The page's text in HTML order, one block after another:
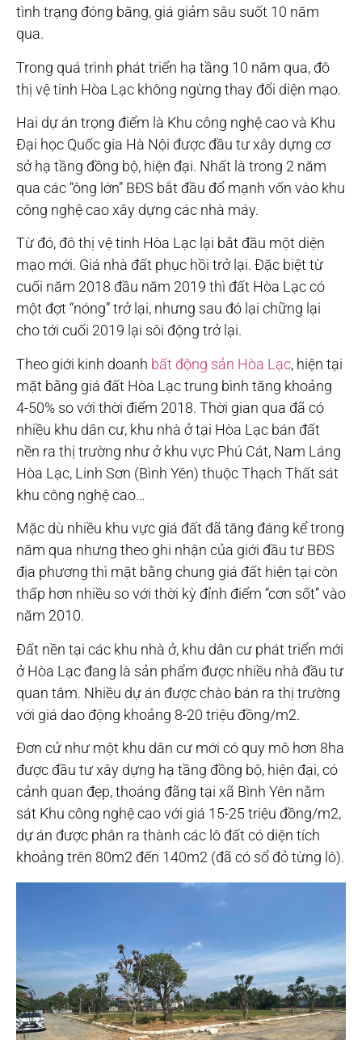
tình trạng đóng băng, giá giảm sâu suốt 10 năm
qua.
Trong quá trình phát triển hạ tầng 10 năm qua, đô
thị vệ tinh Hòa Lạc không ngừng thay đổi diện mạo.
Hai dự án trọng điểm là Khu công nghệ cao và Khu
Đại học Quốc gia Hà Nội được đầu tư xây dựng cơ
sở hạ tầng đồng bộ, hiện đại. Nhất là trong 2 năm
qua các “ông lớn” BĐS bắt đầu đổ mạnh vốn vào khu
công nghệ cao xây dựng các nhà máy.
Từ đó, đô thị vệ tinh Hòa Lạc lại bắt đầu một diện
mạo mới. Giá nhà đất phục hồi trở lại. Đặc biệt từ
cuối năm 2018 đầu năm 2019 thì đất Hòa Lạc có
một đợt “nóng” trở lại, nhưng sau đó lại chững lại
cho tới cuối 2019 lại sôi động trở lại.
Theo giới kinh doanh bất động sản Hòa Lạc, hiện tại
mặt bằng giá đất Hòa Lạc trung bình tăng khoảng
4-50% so với thời điểm 2018. Thời gian qua đã có
nhiều khu dân cư, khu nhà ở tại Hòa Lạc bán đất
nền ra thị trường như ở khu vực Phú Cát, Nam Láng
Hòa Lạc, Linh Sơn (Bình Yên) thuộc Thạch Thất sát
khu công nghệ cao…
Mặc dù nhiều khu vực giá đất đã tăng đáng kể trong
năm qua nhưng theo ghi nhận của giới đầu tư BĐS
địa phương thì mặt bằng chung giá đất hiện tại còn
thấp hơn nhiều so với thời kỳ đỉnh điểm “cơn sốt” vào
năm 2010.
Đất nền tại các khu nhà ở, khu dân cư phát triển mới
ở Hòa Lạc đang là sản phẩm được nhiều nhà đầu tư
quan tâm. Nhiều dự án được chào bán ra thị trường
với giá dao động khoảng 8-20 triệu đồng/m2.
Đơn cử như một khu dân cư mới có quy mô hơn 8ha
được đầu tư xây dựng hạ tầng đồng bộ, hiện đại, có
cảnh quan đẹp, thoáng đãng tại xã Bình Yên nằm
sát Khu công nghệ cao với giá 15-25 triệu đồng/m2,
dự án được phân ra thành các lô đất có diện tích
khoảng trên 80m2 đến 140m2 (đã có sổ đỏ từng lô).